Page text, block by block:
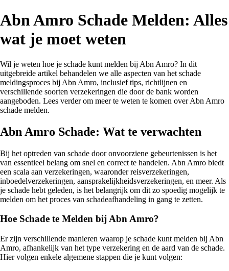
Abn Amro Schade Melden: Alles
wat je moet weten
Wil je weten hoe je schade kunt melden bij Abn Amro? In dit
uitgebreide artikel behandelen we alle aspecten van het schade
meldingsproces bij Abn Amro, inclusief tips, richtlijnen en
verschillende soorten verzekeringen die door de bank worden
aangeboden. Lees verder om meer te weten te komen over Abn Amro
schade melden.
Abn Amro Schade: Wat te verwachten
Bij het optreden van schade door onvoorziene gebeurtenissen is het
van essentieel belang om snel en correct te handelen. Abn Amro biedt
een scala aan verzekeringen, waaronder reisverzekeringen,
inboedelverzekeringen, aansprakelijkheidsverzekeringen, en meer. Als
je schade hebt geleden, is het belangrijk om dit zo spoedig mogelijk te
melden om het proces van schadeafhandeling in gang te zetten.
Hoe Schade te Melden bij Abn Amro?
Er zijn verschillende manieren waarop je schade kunt melden bij Abn
Amro, afhankelijk van het type verzekering en de aard van de schade.
Hier volgen enkele algemene stappen die je kunt volgen: